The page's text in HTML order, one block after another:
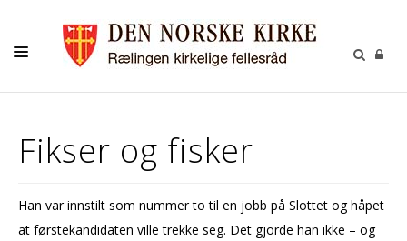
KALENDER
Fikser og fisker
Han var innstilt som nummer to til en jobb på Slottet og håpet
at førstekandidaten ville trekke seg. Det gjorde han ikke – og